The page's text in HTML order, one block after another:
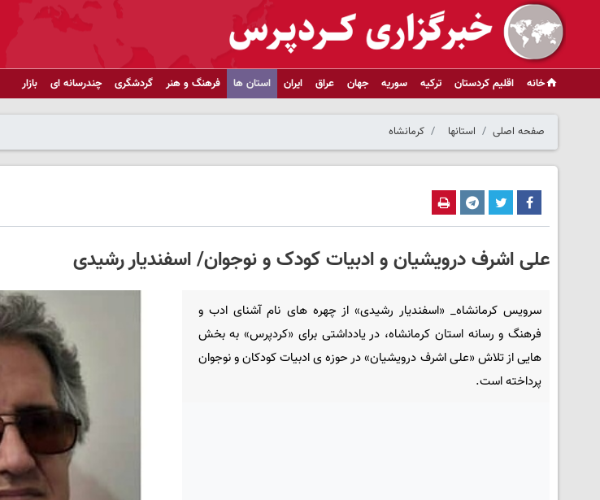
خانه اقلیم کردستان ترکیه سوریه جهان عراق ایران استان ها فرهنگ و هنر گردشگری چندرسانه ای بازار
صفحه اصلی استانها کرمانشاه
علی اشرف درویشیان و ادبیات کودک و نوجوان/ اسفندیار رشیدی
سرویس کرمانشاه_ «اسفندیار رشیدی» از چهره های نام آشنای ادب و
فرهنگ و رسانه استان کرمانشاه، در یادداشتی برای «کردپرس» به بخش
هایی از تلاش «علی اشرف درویشیان» در حوزه ی ادبیات کودکان و نوجوان
پرداخته است.